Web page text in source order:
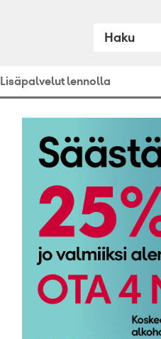
Lisäpalvelut lennolla